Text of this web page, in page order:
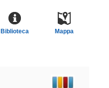
Mappa
Biblioteca